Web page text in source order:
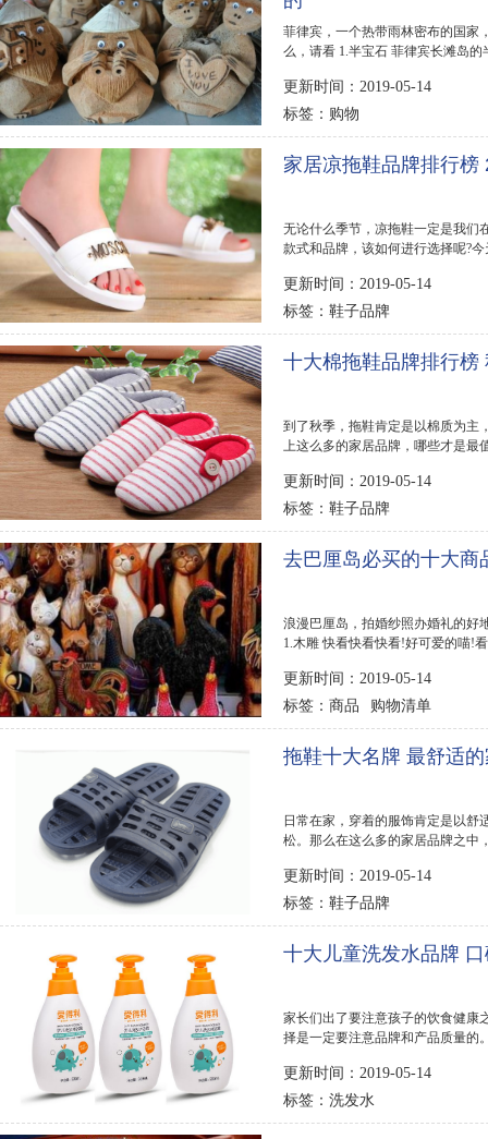
菲律宾，一个热带雨林密布的国家
么，请看 1.半宝石 菲律宾长滩岛
更新时间：2019-05-14
标签： 购物
家居凉拖鞋品牌排行
无论什么季节，凉拖鞋一定是我们
款式和品牌，该如何进行选择呢?
更新时间：2019-05-14
标签： 鞋子品牌
十大棉拖鞋品牌排行榜
到了秋季，拖鞋肯定是以棉质为主
上这么多的家居品牌，哪些才是最
更新时间：2019-05-14
标签： 鞋子品牌
去巴厘岛必买的十大商
浪漫巴厘岛，拍婚纱照办婚礼的好
1.木雕 快看快看快看!好可爱的喵!
更新时间：2019-05-14
标签： 商品 购物清单
拖鞋十大名牌 最舒适
日常在家，穿着的服饰肯定是以舒
松。那么在这么多的家居品牌之中
更新时间：2019-05-14
标签： 鞋子品牌
十大儿童洗发水品牌
家长们出了要注意孩子的饮食健康
择是一定要注意品牌和产品质量的
更新时间：2019-05-14
标签： 洗发水